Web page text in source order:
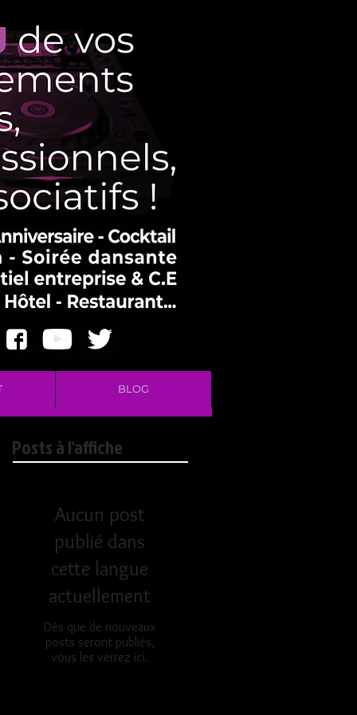
BLOG
Posts à l'affiche
Aucun post
publié dans
cette langue
actuellement
Dès que de nouveaux
posts seront publiés,
vous les verrez ici.